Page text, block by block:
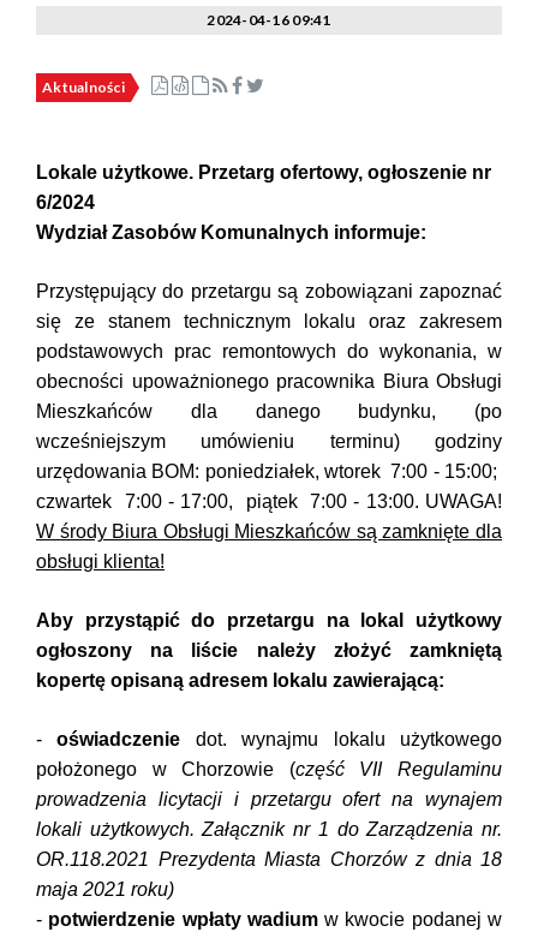
2024-04-16 09:41
Aktualności
Lokale użytkowe. Przetarg ofertowy, ogłoszenie nr
6/2024
Wydział Zasobów Komunalnych informuje:
Przystępujący do przetargu są zobowiązani zapoznać
się ze stanem technicznym lokalu oraz zakresem
podstawowych prac remontowych do wykonania, w
obecności upoważnionego pracownika Biura Obsługi
Mieszkańców dla danego budynku, (po
wcześniejszym umówieniu terminu) godziny
urzędowania BOM: poniedziałek, wtorek 7:00 - 15:00;
czwartek 7:00 - 17:00, piątek 7:00 - 13:00. UWAGA!
W środy Biura Obsługi Mieszkańców są zamknięte dla
obsługi klienta!
Aby przystąpić do przetargu na lokal użytkowy
ogłoszony na liście należy złożyć zamkniętą
kopertę opisaną adresem lokalu zawierającą:
-oświadczenie dot. wynajmu lokalu użytkowego
położonego w Chorzowie (część VII Regulaminu
prowadzenia licytacji i przetargu ofert na wynajem
lokali użytkowych. Załącznik nr 1 do Zarządzenia nr.
OR.118.2021 Prezydenta Miasta Chorzów z dnia 18
maja 2021 roku)
- potwierdzenie wpłaty wadiumw kwocie podanej w